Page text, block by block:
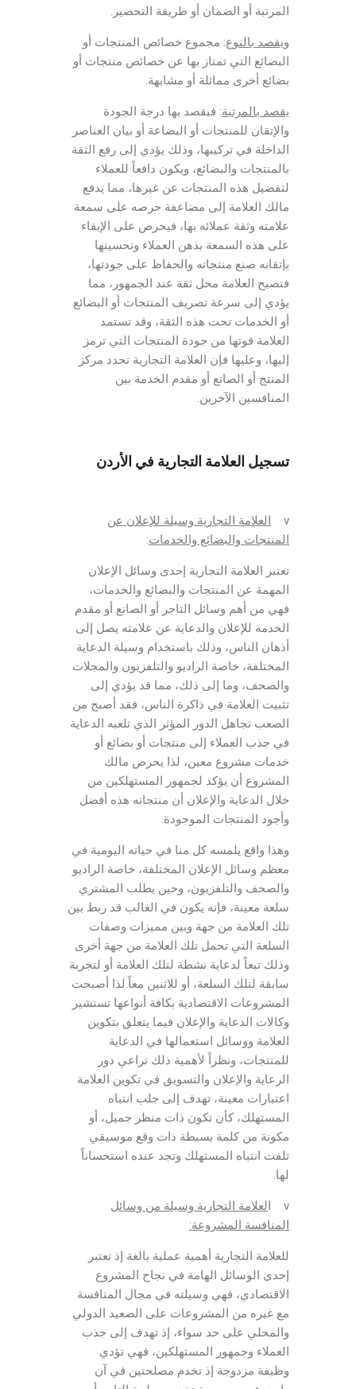
المرتبة أو الضمان أو طريقة التحضير.
ويقصد بالنوع: مجموع خصائص المنتجات أو
البضائع التي تمتاز بها عن خصائص منتجات أو
بضائع أخرى مماثلة أو مشابهة.
يقصد بالمرتبة: فيقصد بها درجة الجودة
والإتقان للمنتجات أو البضاعة أو بيان العناصر
الداخلة في تركيبها، وذلك يؤدي إلى رفع الثقة
بالمنتجات والبضائع، ويكون دافعاً للعملاء
لتفضيل هذه المنتجات عن غيرها، مما يدفع
مالك العلامة إلى مضاعفة حرصه على سمعة
علامته وثقة عملائه بها، فيحرص على الإبقاء
على هذه السمعة بذهن العملاء وتحسينها
بإتقانه صنع منتجاته والحفاظ على جودتها،
فتصبح العلامة محل ثقة عند الجمهور، مما
يؤدي إلى سرعة تصريف المنتجات أو البضائع
أو الخدمات تحت هذه الثقة، وقد تستمد
العلامة قوتها من جودة المنتجات التي ترمز
إليها، وعليها فإن العلامة التجارية تحدد مركز
المنتج أو الصانع أو مقدم الخدمة بين
المنافسين الآخرين.
تسجيل العلامة التجارية في الأردن
v
العلامة التجارية وسيلة للإعلان عن
المنتجات والبضائع والخدمات:
تعتبر العلامة التجارية إحدى وسائل الإعلان
المهمة عن المنتجات والبضائع والخدمات،
فهي من أهم وسائل التاجر أو الصانع أو مقدم
الخدمة للإعلان والدعاية عن علامته يصل إلى
أذهان الناس، وذلك باستخدام وسيلة الدعاية
المختلفة، خاصة الراديو والتلفزيون والمجلات
والصحف، وما إلى ذلك، مما قد يؤدي إلى
تثبيت العلامة في ذاكرة الناس، فقد أصبح من
الصعب تجاهل الدور المؤثر الذي تلعبه الدعاية
في جذب العملاء إلى منتجات أو بضائع أو
خدمات مشروع معين، لذا يحرص مالك
المشروع أن يؤكد لجمهور المستهلكين من
خلال الدعاية والإعلان أن منتجاته هذه أفضل
وأجود المنتجات الموجودة.
وهذا واقع يلمسه كل منا في حياته اليومية في
معظم وسائل الإعلان المختلفة، خاصة الراديو
والصحف والتلفزيون، وحين يطلب المشتري
سلعة معينة، فإنه يكون في الغالب قد ربط بين
تلك العلامة من جهة وبين مميزات وصفات
السلعة التي تحمل تلك العلامة من جهة أخرى
وذلك تبعاً لدعاية نشطة لتلك العلامة أو لتجربة
سابقة لتلك السلعة، أو للاثنين معاً.لذا أصبحت
المشروعات الاقتصادية بكافة أنواعها تستشير
وكالات الدعاية والإعلان فيما يتعلق بتكوين
العلامة ووسائل استعمالها في الدعاية
للمنتجات، ونظراً لأهمية ذلك تراعي دور
الرعاية والإعلان والتسويق في تكوين العلامة
اعتبارات معينة، تهدف إلى جلب انتباه
المستهلك، كأن تكون ذات منظر جميل، أو
مكونة من كلمة بسيطة ذات وقع موسيقي
تلفت انتباه المستهلك وتجد عنده استحساناً
لها.
v ا
لعلامة التجارية وسيلة من وسائل
المنافسة المشروعة:
للعلامة التجارية أهمية عملية بالغة إذ تعتبر
إحدى الوسائل الهامة في نجاح المشروع
الاقتصادي، فهي وسيلته في مجال المنافسة
مع غيره من المشروعات على الصعيد الدولي
والمحلي على حد سواء، إذ تهدف إلى جذب
العملاء وجمهور المستهلكين، فهي تؤدي
وظيفة مزدوجة إذ تخدم مصلحتين في آن